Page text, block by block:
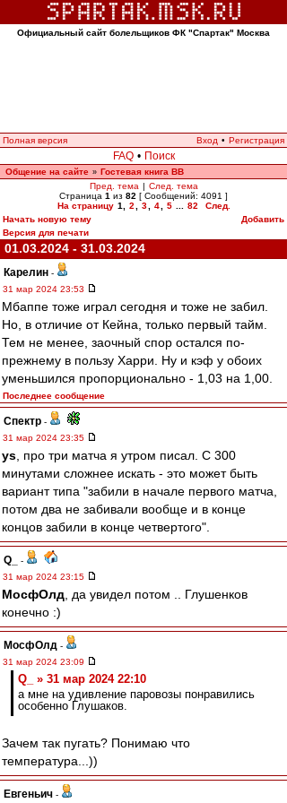
Официальный сайт болельщиков ФК "Спартак" Москва
Полная версия Вход • Регистрация
FAQ • Поиск
Общение на сайте » Гостевая книга ВВ
Пред. тема | След. тема
Страница 1 из 82 [ Сообщений: 4091 ]
На страницу 1 2 3 4 5 82
След.
Начать новую тему
Добавить
Версия для печати
01.03.2024 - 31.03.2024
Карелин -
31 мар 2024 23:53
Мбаппе тоже играл сегодня и тоже не забил.
Но, в отличие от Кейна, только первый тайм.
Тем не менее, заочный спор остался по-
прежнему в пользу Харри. Ну и кэф у обоих
уменьшился пропорционально - 1,03 на 1,00.
Последнее сообщение
Спектр -
31 мар 2024 23:35
ys , про три матча я утром писал. С 300
минутами сложнее искать - это может быть
вариант типа "забили в начале первого матча,
потом два не забивали вообще и в конце
концов забили в конце четвертого".
Q_
-
31 мар 2024 23:15
МосфОлд , да увидел потом .. Глушенков
конечно :)
МосфОлд -
31 мар 2024 23:09
Q_ » 31 мар 2024 22:10
а мне на удивление паровозы понравились
особенно Глушаков.
Зачем так пугать? Понимаю что
температура...))
Евгеньич -